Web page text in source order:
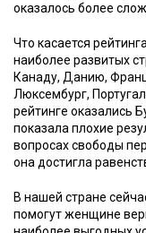
оказалось более
Что касается
наиболее развитых
Канаду, Данию,
Люксембург,
рейтинге оказались
показала плохие
вопросах свободы
она достигла
В нашей стране
помогут женщине